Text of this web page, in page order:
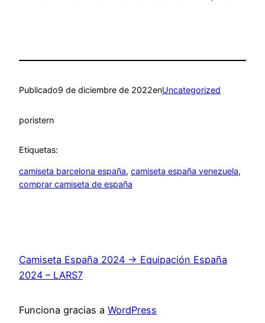
Publicado9 de diciembre de 2022enUncategorized
poristern
Etiquetas:
camiseta barcelona españa, camiseta españa venezuela
comprar camiseta de españa
Camiseta España 2024 → Equipación España
2024 – LARS7
Funciona gracias a WordPress